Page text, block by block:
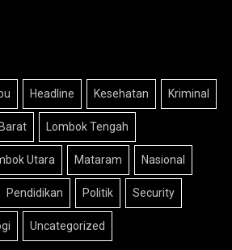
Headline Kesehatan Kriminal
Lombok Tengah
Utara Mataram Nasional
Pendidikan Politik Security
Uncategorized